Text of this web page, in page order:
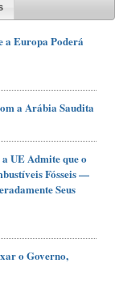
a Europa Poderá
a Arábia Saudita
UE Admite que o
Fósseis —
Seus
o Governo,